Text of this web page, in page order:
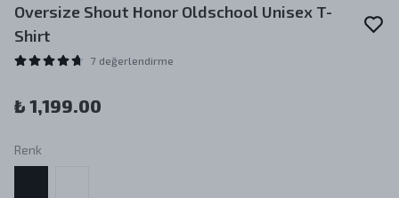
Oversize Shout Honor Oldschool Unisex T-
Shirt
7 değerlendirme
₺ 1,199.00
Renk